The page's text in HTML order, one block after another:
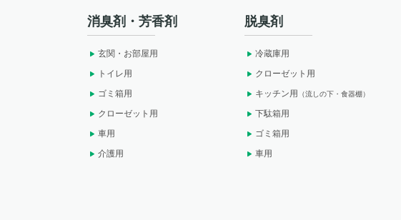
消臭剤・芳香剤
玄関・お部屋用
トイレ用
ゴミ箱用
クローゼット用
車用
介護用
脱臭剤
冷蔵庫用
クローゼット用
キッチン用
（流しの下・食器棚）
下駄箱用
ゴミ箱用
車用